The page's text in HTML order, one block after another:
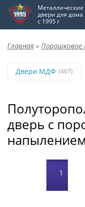
Металлические
двери для дома
с 1995 г
Главная » Порошковое
Двери МДФ (467)
дверь с